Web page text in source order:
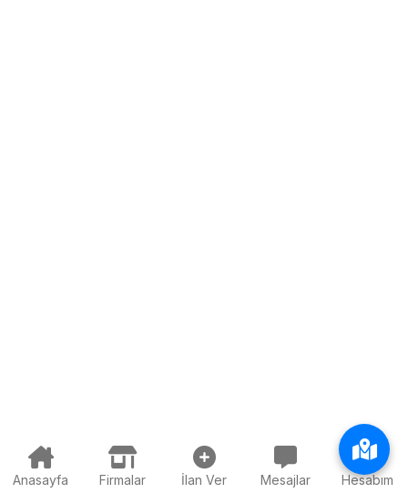
Anasayfa Firmalar İlan Ver Mesajlar Hesabım